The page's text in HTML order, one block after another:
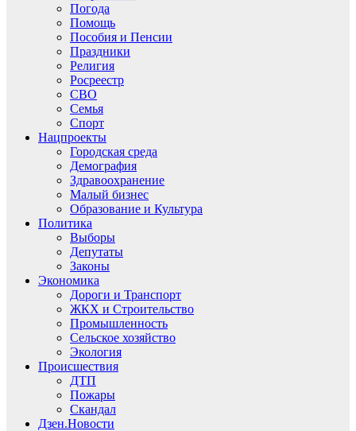
Погода
Помощь
Пособия и Пенсии
Праздники
Религия
Росреестр
СВО
Семья
Спорт
Нацпроекты
Городская среда
Демография
Здравоохранение
Малый бизнес
Образование и Культура
Политика
Выборы
Депутаты
Законы
Экономика
Дороги и Транспорт
ЖКХ и Строительство
Промышленность
Сельское хозяйство
Экология
Происшествия
ДТП
Пожары
Скандал
Дзен.Новости